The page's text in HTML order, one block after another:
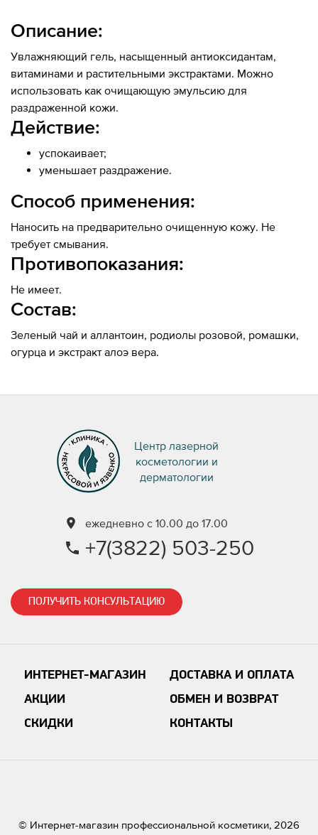
Описание:
Увлажняющий гель, насыщенный антиоксидантам,
витаминами и растительными экстрактами. Можно
использовать как очищающую эмульсию для
раздраженной кожи.
Действие:
успокаивает;
уменьшает раздражение.
Способ применения:
Наносить на предварительно очищенную кожу. Не
требует смывания.
Противопоказания:
Не имеет.
Состав:
Зеленый чай и aллантоин, pодиолы розовой, ромашки,
огурца и экстракт aлоэ вера.
Центр лазерной
косметологии и
дерматологии
ежедневно с 10.00 до 17.00
+7(3822) 503-250
ИНТЕРНЕТ-МАГАЗИН
АКЦИИ
СКИДКИ
ДОСТАВКА И ОПЛАТА
ОБМЕН И ВОЗВРАТ
КОНТАКТЫ
ПОЛУЧИТЬ КОНСУЛЬТАЦИЮ
© Интернет-магазин профессиональной косметики, 2026